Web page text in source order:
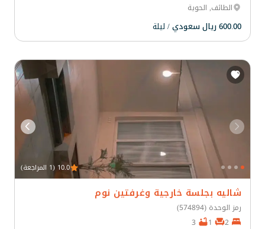
الطائف, الحوية
600.00 ريال سعودي / ليلة
10.0 (1 المراجعة)
شاليه بجلسة خارجية وغرفتين نوم
رمز الوحدة (574894)